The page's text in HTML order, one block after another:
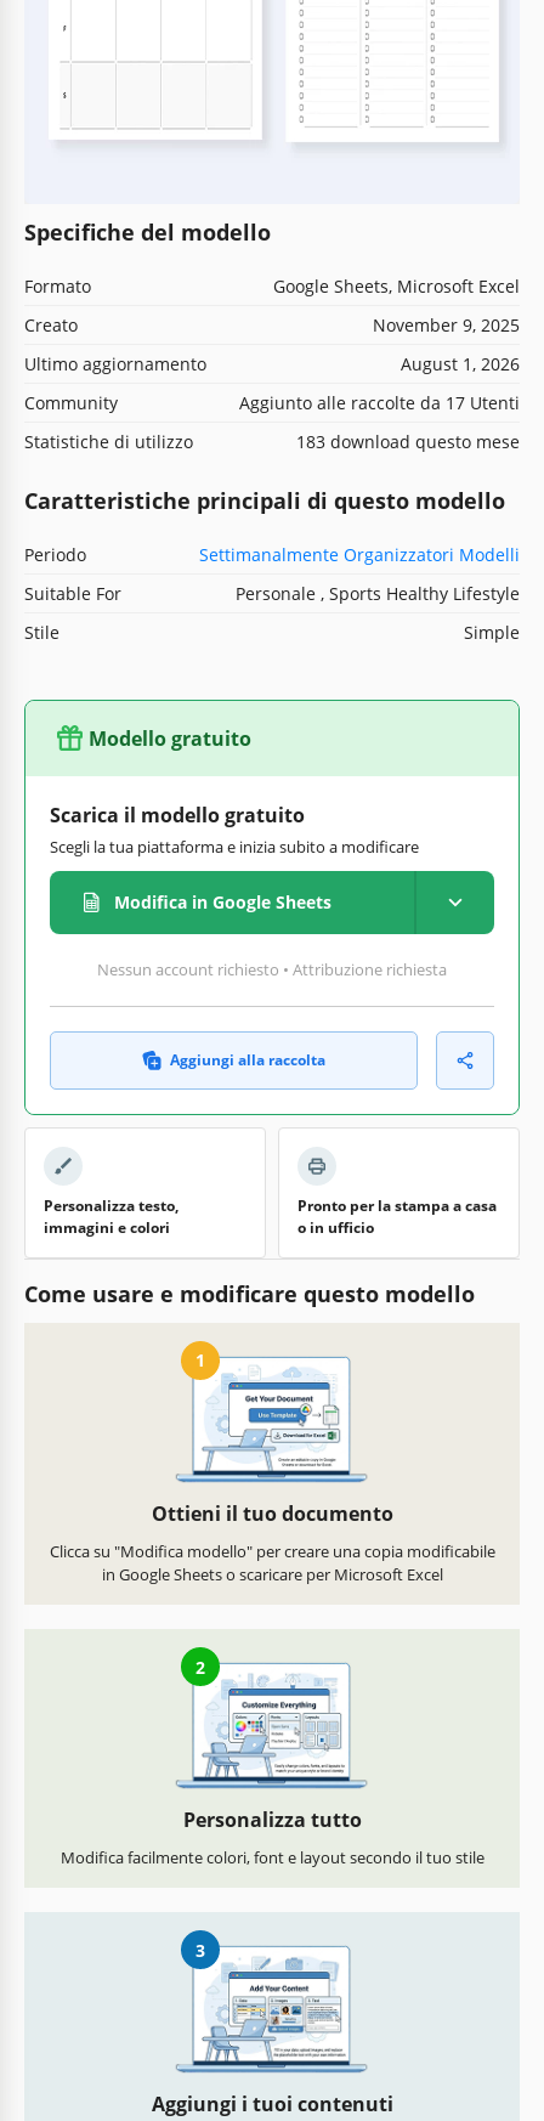
Specifiche del modello
Formato
Google Sheets, Microsoft Excel
Creato
November 9, 2025
Ultimo aggiornamento
August 1, 2026
Community
Aggiunto alle raccolte da 17 Utenti
Statistiche di utilizzo
183 download questo mese
Caratteristiche principali di questo modello
Periodo
Settimanalmente Organizzatori Modelli
Suitable For
Personale , Sports Healthy Lifestyle
Stile
Simple
Modello gratuito
Scarica il modello gratuito
Scegli la tua piattaforma e inizia subito a modificare
Modifica in Google Sheets
Nessun account richiesto • Attribuzione richiesta
Aggiungi alla raccolta
Personalizza testo,
immagini e colori
Pronto per la stampa a casa
o in ufficio
Come usare e modificare questo modello
1
Ottieni il tuo documento
Clicca su "Modifica modello" per creare una copia modificabile
in Google Sheets o scaricare per Microsoft Excel
2
Personalizza tutto
Modifica facilmente colori, font e layout secondo il tuo stile
3
Aggiungi i tuoi contenuti